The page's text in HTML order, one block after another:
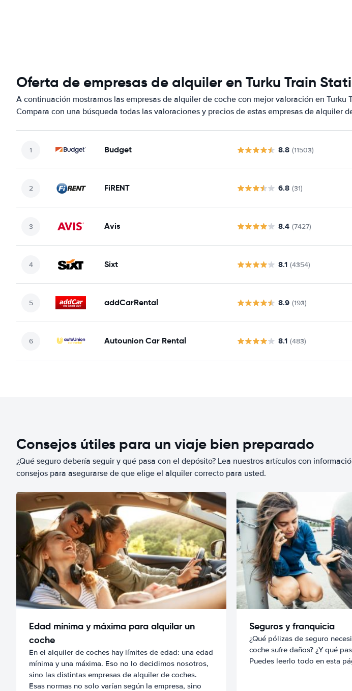
Oferta de empresas de alquiler en Turku Train
A continuación mostramos las empresas de alquiler de coche con mejor valoración en Turku
Compara con una búsqueda todas las valoraciones y precios de estas empresas de alquiler
Budget 8.8 (11503)
FiRENT 6.8 (31)
Avis 8.4 (7427)
Sixt 8.1 (4354)
addCarRental 8.9 (193)
Autounion Car Rental 8.1 (483)
Consejos útiles para un viaje bien preparado
¿Qué seguro debería seguir y qué pasa con el depósito? Lea nuestros artículos con
consejos para asegurarse de que elige el alquiler correcto para usted.
Edad mínima y máxima para alquilar un
coche
En el alquiler de coches hay límites de edad: una edad
mínima y una máxima. Eso no lo decidimos nosotros,
sino las distintas empresas de alquiler de coches.
Esas normas no solo varían según la empresa, sino
Seguros y franquicia
¿Qué pólizas de seguro
coche sufre daños? ¿Y qué
Puedes leerlo todo en esta